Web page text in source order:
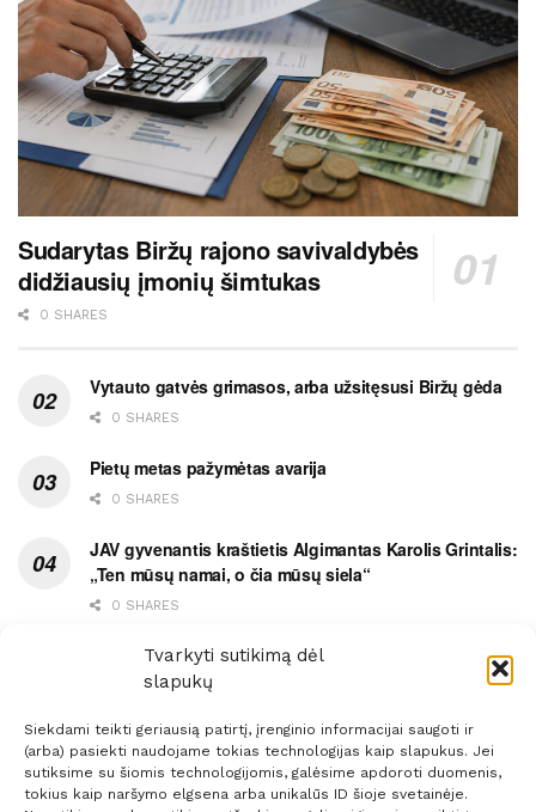
Tvarkyti sutikimą dėl
slapukų
Siekdami teikti geriausią patirtį, įrenginio informacijai saugoti ir
(arba) pasiekti naudojame tokias technologijas kaip slapukus. Jei
sutiksime su šiomis technologijomis, galėsime apdoroti duomenis,
tokius kaip naršymo elgsena arba unikalūs ID šioje svetainėje.
Sudarytas Biržų rajono savivaldybės
didžiausių įmonių šimtukas
0 SHARES
Vytauto gatvės grimasos, arba užsitęsusi Biržų gėda
0 SHARES
Pietų metas pažymėtas avarija
0 SHARES
JAV gyvenantis kraštietis Algimantas Karolis Grintalis:
„Ten mūsų namai, o čia mūsų siela“
0 SHARES
Ypatingas dviejų medikių likimo ryšys
0 SHARES